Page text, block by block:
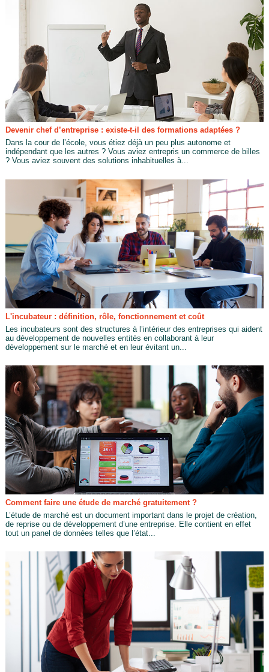
Devenir chef d’entreprise : existe-t-il des formations adaptées ?
Dans la cour de l’école, vous étiez déjà un peu plus autonome et
indépendant que les autres ? Vous aviez entrepris un commerce de billes
? Vous aviez souvent des solutions inhabituelles à...
L'incubateur : définition, rôle, fonctionnement et coût
Les incubateurs sont des structures à l’intérieur des entreprises qui aident
au développement de nouvelles entités en collaborant à leur
développement sur le marché et en leur évitant un...
Comment faire une étude de marché gratuitement ?
L’étude de marché est un document important dans le projet de création,
de reprise ou de développement d’une entreprise. Elle contient en effet
tout un panel de données telles que l’état...